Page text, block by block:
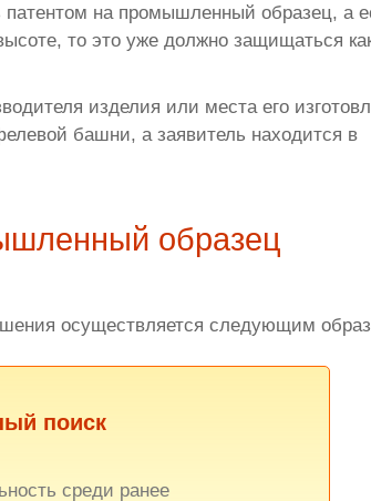
на промышленный образец, а
то это уже должно защищаться
изделия или места его
башни, а заявитель находится в
образец
осуществляется следующим
поиск
среди ранее